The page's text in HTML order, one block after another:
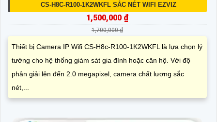
CS-H8C-R100-1K2WKFL SẮC NÉT WIFI EZVIZ
1,500,000 ₫
1,700,000 ₫
Thiết bị Camera IP Wifi CS-H8c-R100-1K2WKFL là lựa chọn lý
tưởng cho hệ thống giám sát gia đình hoặc căn hộ. Với độ
phân giải lên đến 2.0 megapixel, camera chất lượng sắc
nét,...